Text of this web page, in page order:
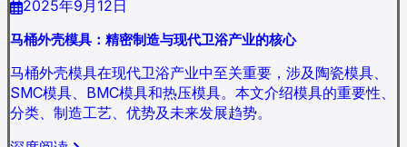
2025年9月12日
马桶外壳模具：精密制造与现代卫浴产业的核心
马桶外壳模具在现代卫浴产业中至关重要，涉及陶瓷模具、
SMC模具、BMC模具和热压模具。本文介绍模具的重要性、
分类、制造工艺、优势及未来发展趋势。